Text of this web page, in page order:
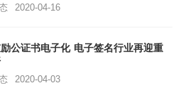
2020-04-16
公证书电子化 电子签名行业再迎重
2020-04-03